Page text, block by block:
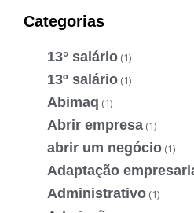
Categorias
13° salário (1)
13º salário (1)
Abimaq (1)
Abrir empresa (1)
abrir um negócio (1)
Adaptação
Administrativo (1)